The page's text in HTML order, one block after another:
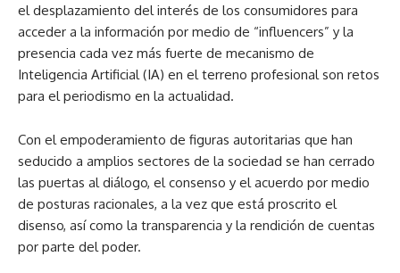
el desplazamiento del interés de los consumidores para
acceder a la información por medio de “influencers” y la
presencia cada vez más fuerte de mecanismo de
Inteligencia Artificial (IA) en el terreno profesional son retos
para el periodismo en la actualidad.
Con el empoderamiento de figuras autoritarias que han
seducido a amplios sectores de la sociedad se han cerrado
las puertas al diálogo, el consenso y el acuerdo por medio
de posturas racionales, a la vez que está proscrito el
disenso, así como la transparencia y la rendición de cuentas
por parte del poder.